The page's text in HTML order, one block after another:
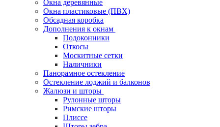
Окна деревянные
Окна пластиковые (ПВХ)
Обсадная коробка
Дополнения к окнам
Подоконники
Откосы
Москитные сетки
Наличники
Панорамное остекление
Остекление лоджий и балконов
Жалюзи и шторы
Рулонные шторы
Римские шторы
Плиссе